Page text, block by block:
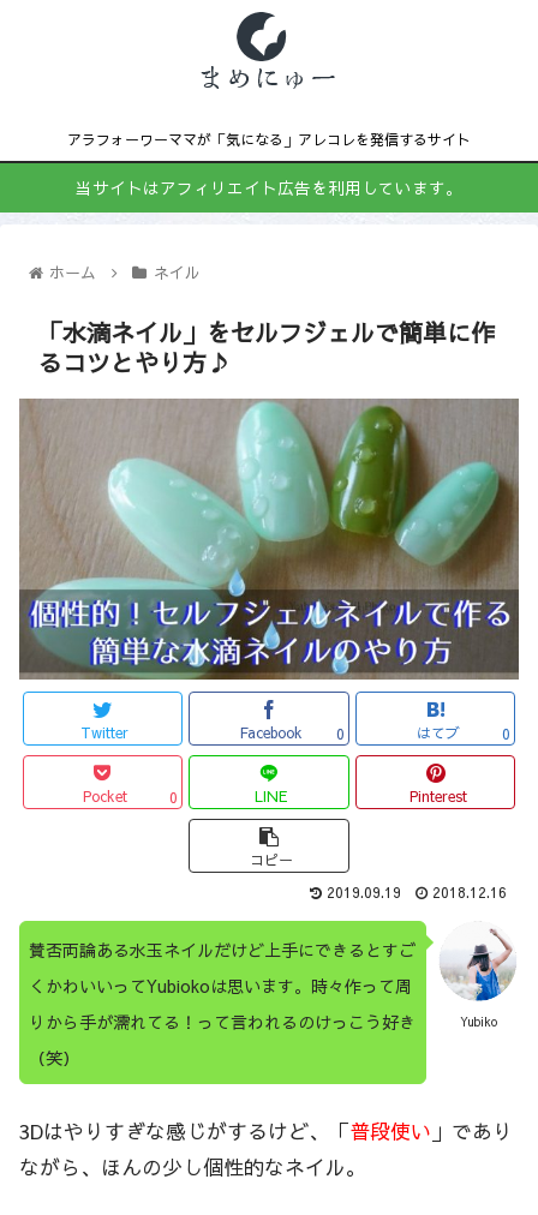
アラフォーワーママが「気になる」アレコレを発信するサイト
当サイトはアフィリエイト広告を利用しています。
ホーム ネイル
「水滴ネイル」をセルフジェルで簡単に作
るコツとやり方♪
Twitter Facebook 0 はてブ 0
Pocket 0 LINE Pinterest
コピー
2019.09.19
2018.12.16
Yubiko
賛否両論ある水玉ネイルだけど上手にできるとすご
くかわいいってYubiokoは思います。時々作って周
りから手が濡れてる！って言われるのけっこう好き
（笑）
3Dはやりすぎな感じがするけど、「普段使い 」であり
ながら、ほんの少し個性的なネイル。